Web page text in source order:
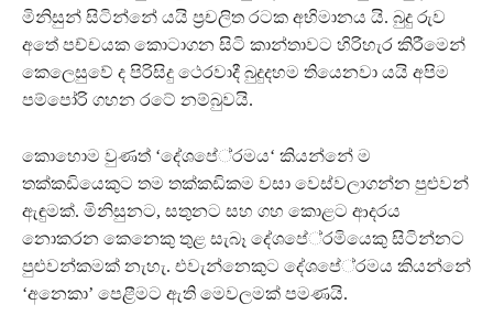
මිනිසුන් සිටින්නේ යයි ප‍්‍රචලිත රටක අභිමානය යි. බුදු රුව
අතේ පච්චයක කොටාගන සිටි කාන්තාවට හිරිහැර කිරීමෙන්
කෙලෙසුවේ ද පිරිසිදු ථෙරවාදී බුදුදහම තියෙනවා යයි අපිම
පම්පෝරි ගහන රටේ නම්බුවයි.
කොහොම වුණත් ‘දේශපේ‍්‍රමය‘ කියන්නේ ම
තක්කඩියෙකුට තම තක්කඩිකම වසා වෙස්වලාගන්න පුළුවන්
ඇඳුමක්. මිනිසුනට, සතුනට සහ ගහ කොළට ආදරය
නොකරන කෙනෙකු තුළ සැබෑ දේශපේ‍්‍රමියෙකු සිටින්නට
පුළුවන්කමක් නැහැ. එවැන්නෙකුට දේශපේ‍්‍රමය කියන්නේ
‘අනෙකා’ පෙළීමට ඇති මෙවලමක් පමණයි.